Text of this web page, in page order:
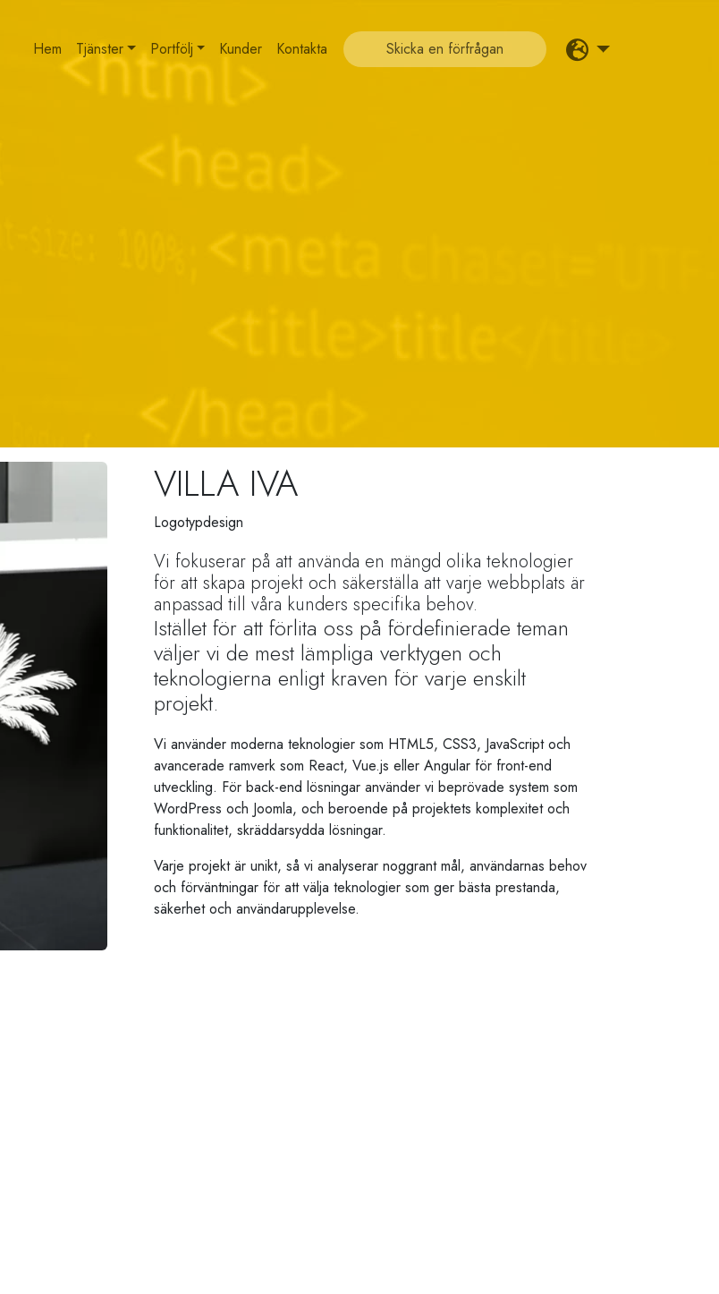
Hem
Tjänster Portfölj Kunder Kontakta Skicka en förfrågan
VILLA IVA
Logotypdesign
Vi fokuserar på att använda en mängd olika teknologier
för att skapa projekt och säkerställa att varje webbplats är
anpassad till våra kunders specifika behov.
Istället för att förlita oss på fördefinierade teman
väljer vi de mest lämpliga verktygen och
teknologierna enligt kraven för varje enskilt
projekt.
Vi använder moderna teknologier som HTML5, CSS3, JavaScript och
avancerade ramverk som React, Vue.js eller Angular för front-end
utveckling. För back-end lösningar använder vi beprövade system som
WordPress och Joomla, och beroende på projektets komplexitet och
funktionalitet, skräddarsydda lösningar.
Varje projekt är unikt, så vi analyserar noggrant mål, användarnas behov
och förväntningar för att välja teknologier som ger bästa prestanda,
säkerhet och användarupplevelse.